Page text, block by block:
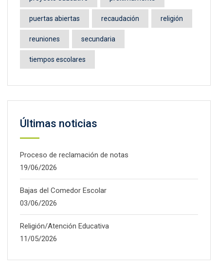
puertas abiertas recaudación religión
reuniones secundaria
tiempos escolares
Últimas noticias
Proceso de reclamación de notas
19/06/2026
Bajas del Comedor Escolar
03/06/2026
Religión/Atención Educativa
11/05/2026